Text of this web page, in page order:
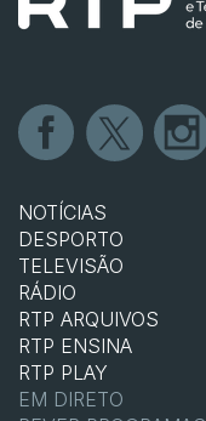
NOTÍCIAS
DESPORTO
TELEVISÃO
RÁDIO
RTP ARQUIVOS
RTP ENSINA
RTP PLAY
EM DIRETO